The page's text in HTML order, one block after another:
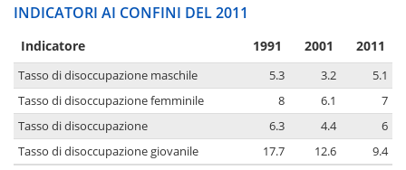
INDICATORI AI CONFINI DEL 2011
Indicatore 1991 2001 2011
Tasso di disoccupazione maschile 5.3 3.2
5.1
Tasso di disoccupazione femminile
8 6.1
7
Tasso di disoccupazione
6.3 4.4
6
Tasso di disoccupazione giovanile
17.7 12.6 9.4